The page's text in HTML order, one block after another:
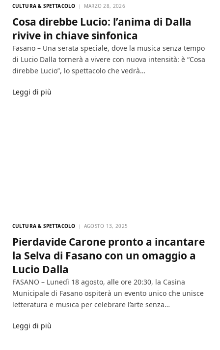
CULTURA & SPETTACOLO MARZO 28, 2026
Cosa direbbe Lucio: l’anima di Dalla
rivive in chiave sinfonica
Fasano – Una serata speciale, dove la musica senza tempo
di Lucio Dalla tornerà a vivere con nuova intensità: è “Cosa
direbbe Lucio”, lo spettacolo che vedrà…
Leggi di più
CULTURA & SPETTACOLO AGOSTO 13, 2025
Pierdavide Carone pronto a incantare
la Selva di Fasano con un omaggio a
Lucio Dalla
FASANO – Lunedì 18 agosto, alle ore 20:30, la Casina
Municipale di Fasano ospiterà un evento unico che unisce
letteratura e musica per celebrare l’arte senza…
Leggi di più